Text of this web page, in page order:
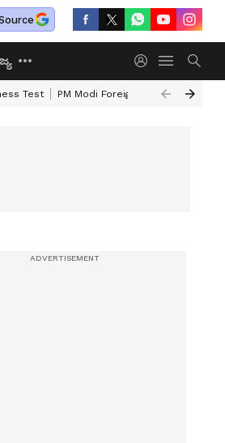
Test PM Modi Foreign Travel Expenditure